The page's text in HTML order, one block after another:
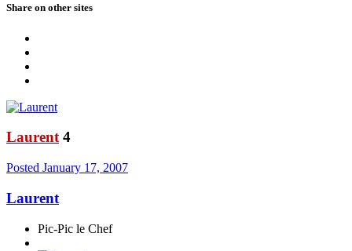
Share on other sites
Laurent 4
Posted January 17, 2007
Laurent
Pic-Pic le Chef